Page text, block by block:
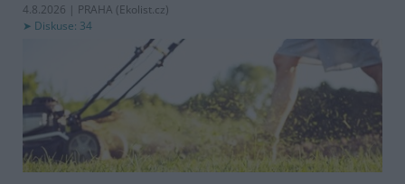
4.8.2026 | PRAHA (Ekolist.cz)
Diskuse: 34